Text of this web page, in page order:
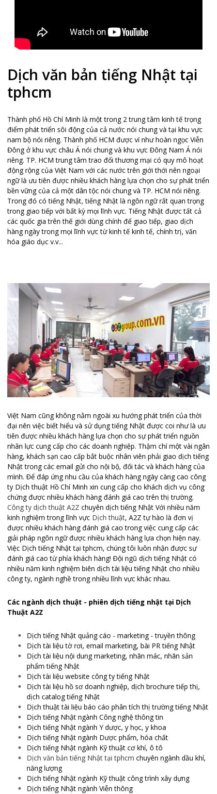
Dịch văn bản tiếng Nhật tại
tphcm
Thành phố Hồ Chí Minh là một trong 2 trung tâm kinh tế trọng
điểm phát triển sôi động của cả nước nói chung và tại khu vực
nam bộ nói riêng. Thành phố HCM được ví như hoàn ngọc Viễn
Đông ở khu vực châu Á nói chung và khu vực Đông Nam Á nói
riêng. TP. HCM trung tâm trao đổi thương mại có quy mô hoạt
động rộng của Việt Nam với các nước trên giới thới nên ngoại
ngữ là ưu tiên được nhiều khách hàng lựa chọn cho sự phát triển
bền vững của cả một dân tộc nói chung và TP. HCM nói riêng.
Trong đó có tiếng Nhật, tiếng Nhật là ngôn ngữ rất quan trọng
trong giao tiếp với bất kỳ mọi lĩnh vực. Tiếng Nhật được tất cả
các quốc gia trên thế giới dùng chính để giao tiếp, giao dịch
hàng ngày trong mọi lĩnh vực từ kinh tế kinh tế, chính trị, văn
hóa giáo dục v.v...
Việt Nam cũng không nằm ngoài xu hướng phát triển của thời
đại nên việc biết hiểu và sử dụng tiếng Nhật được coi như là ưu
tiên được nhiều khách hàng lựa chọn cho sự phát triển nguồn
nhân lực cung cấp cho các doanh nghiệp. Thậm chí một vài ngân
hàng, khách sạn cao cấp bắt buộc nhân viên phải giao dịch tiếng
Nhật trong các email gửi cho nội bộ, đối tác và khách hàng của
mình. Để đáp ứng nhu cầu của khách hàng ngày càng cao công
ty Dịch thuật Hồ Chí Minh xin cung cấp cho khách dịch vụ công
chứng được nhiều khách hàng đánh giá cao trên thị trường.
Công ty dịch thuật A2Z chuyên dịch tiếng Nhật Với nhiều năm
kinh nghiệm trong lĩnh vực Dịch thuật, A2Z tự hào là đơn vị
được nhiều khách hàng đánh giá cao trong việc cung cấp các
giải pháp ngôn ngữ được nhiều khách hàng lựa chọn hiện nay.
Việc Dịch tiếng Nhật tại tphcm, chúng tôi luôn nhận được sự
đánh giá cao từ phía khách hàng! Đội ngũ dịch tiếng Nhật có
nhiều năm kinh nghiệm biên dịch tài liệu tiếng Nhật cho nhiều
công ty, ngành nghề trong nhiều lĩnh vực khác nhau.
Các ngành dịch thuật - phiên dịch tiếng nhật tại Dịch
Thuật A2Z
Dịch tiếng Nhật quảng cáo - marketing - truyền thông
Dịch tài liệu tờ rơi, email marketing, bài PR tiếng Nhật
Dịch tài liệu nội dung marketing, nhãn mác, nhãn sản
phẩm tiếng Nhật
Dịch tài liệu website công ty tiếng Nhật
Dịch tài liệu hồ sơ doanh nghiệp, dịch brochure tiếp thị,
dịch catalog tiếng Nhật
Dịch thuật tài liệu báo cáo phân tích thị trường tiếng Nhật
Dịch tiếng Nhật ngành Công nghệ thông tin
Dịch tiếng Nhật ngành Y dược, y học, y khoa
Dịch tiếng Nhật ngành Dược phẩm, hóa chất
Dịch tiếng Nhật ngành Kỹ thuật cơ khí, ô tô
Dịch văn bản tiếng Nhật tại tphcm chuyên ngành dầu khí,
năng lượng
Dịch tiếng Nhật ngành Kỹ thuật công trình xây dựng
Dịch tiếng Nhật ngành Viễn thông